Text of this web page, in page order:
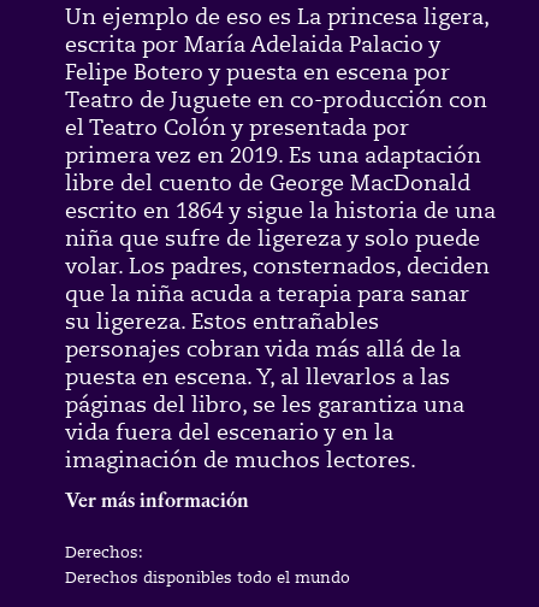
Un ejemplo de eso es La princesa ligera,
escrita por María Adelaida Palacio y
Felipe Botero y puesta en escena por
Teatro de Juguete en co-producción con
el Teatro Colón y presentada por
primera vez en 2019. Es una adaptación
libre del cuento de George MacDonald
escrito en 1864 y sigue la historia de una
niña que sufre de ligereza y solo puede
volar. Los padres, consternados, deciden
que la niña acuda a terapia para sanar
su ligereza. Estos entrañables
personajes cobran vida más allá de la
puesta en escena. Y, al llevarlos a las
páginas del libro, se les garantiza una
vida fuera del escenario y en la
imaginación de muchos lectores.
Ver más información
Derechos:
Derechos disponibles todo el mundo